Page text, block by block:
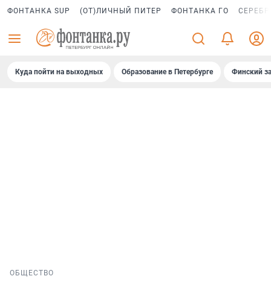
ФОНТАНКА SUP (ОТ)ЛИЧНЫЙ ПИТЕР ФОНТАНКА ГО
Куда пойти на выходных Образование в Петербурге Финский
ОБЩЕСТВО